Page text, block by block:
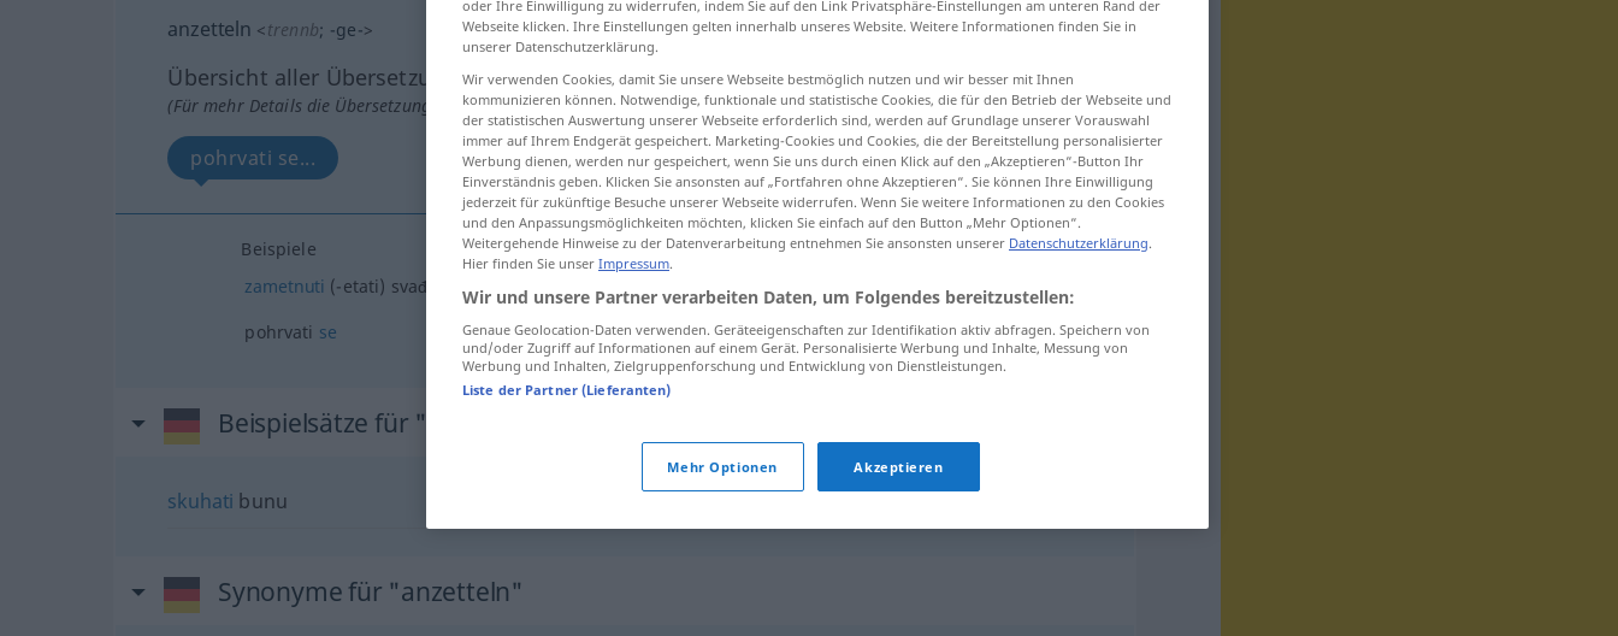
anzetteln <trennb; -ge->
Übersicht aller Übersetzungen
(Für mehr Details die Übersetzung anklicken/antippen)
pohrvati se...
Beispiele
zametnuti (-etati) svađu
pohrvati se eineRauferei anzetteln
Beispielsätze für "anzetteln"
skuhati bunu einenAufruhranzetteln
Synonyme für "anzetteln"
oder Ihre Einwilligung zu widerrufen, indem Sie auf den Link Privatsphäre-Einstellungen am unteren Rand der
Webseite klicken. Ihre Einstellungen gelten innerhalb unseres Website. Weitere Informationen finden Sie in
unserer Datenschutzerklärung.
Wir verwenden Cookies, damit Sie unsere Webseite bestmöglich nutzen und wir besser mit Ihnen
kommunizieren können. Notwendige, funktionale und statistische Cookies, die für den Betrieb der Webseite und
der statistischen Auswertung unserer Webseite erforderlich sind, werden auf Grundlage unserer Vorauswahl
immer auf Ihrem Endgerät gespeichert. Marketing-Cookies und Cookies, die der Bereitstellung personalisierter
Werbung dienen, werden nur gespeichert, wenn Sie uns durch einen Klick auf den „Akzeptieren“-Button Ihr
Einverständnis geben. Klicken Sie ansonsten auf „Fortfahren ohne Akzeptieren“. Sie können Ihre Einwilligung
jederzeit für zukünftige Besuche unserer Webseite widerrufen. Wenn Sie weitere Informationen zu den Cookies
und den Anpassungsmöglichkeiten möchten, klicken Sie einfach auf den Button „Mehr Optionen“.
Weitergehende Hinweise zu der Datenverarbeitung entnehmen Sie ansonsten unserer Datenschutzerklärung.
Hier finden Sie unser Impressum.
Wir und unsere Partner verarbeiten Daten, um Folgendes bereitzustellen:
Genaue Geolocation-Daten verwenden. Geräteeigenschaften zur Identifikation aktiv abfragen. Speichern von
und/oder Zugriff auf Informationen auf einem Gerät. Personalisierte Werbung und Inhalte, Messung von
Werbung und Inhalten, Zielgruppenforschung und Entwicklung von Dienstleistungen.
Liste der Partner (Lieferanten)
Mehr Optionen Akzeptieren